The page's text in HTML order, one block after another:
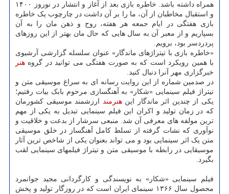
همراه داشته باشد. خاطره بازی بعد از آغاز و انتشار در نوروز ۱۴۰۰
و استقبال مخاطبان از آن، ما را بر آن داشت در چارچوب یک خاطره
بازی هفتگی در ایام جمعه هر هفته، روح و ذهن مان را به آن
بسپاریم و از معبر آن به سال هایی که حال مان بهتر از این روزهای
پردردسر بود، برویم.
«خاطره بازی با تیتراژهای ماندگار» عنوان سلسله گزارشی آرشیوی
با همین رویکرد است که به صورت هفتگی می توانید در گروه هنر
خبرگزاری مهر آنرا دنبال کنید.
در صدمین شماره از این روایت رسانه ای به سراغ موسیقی متن و
تیتراژ فیلم سینمایی «شکار» به آهنگسازی مرحوم بابک بیات رفتیم؛
یکی از چندین اثر ماندگار اینهنرمند ارزشمند موسیقی کشورمان
که در زمان تولید و اکران این فیلم سینمایی تبدیل به یکی از مهم
ترین مولفه های معرفی آن شد. منبعی سرشار از بدعت و خلاقیت و
نوآوری که نشات گرفته از تسلط کامل آهنگساز در خلق موسیقی
متن یک اثر سینمایی بود و می تواند بعنوان یکی از شاخص ترین آثار
موسیقایی در رابطه با موسیقی متن و تیتراژ فیلمهای سینمایی لقب
بگیرد.
فیلم سینمایی «شکار» به نویسندگی و کارگردانی مجید جوانمرد
محصول سال ۱۳۶۶ سینمای ایران است که در روزگار تولید و پخش